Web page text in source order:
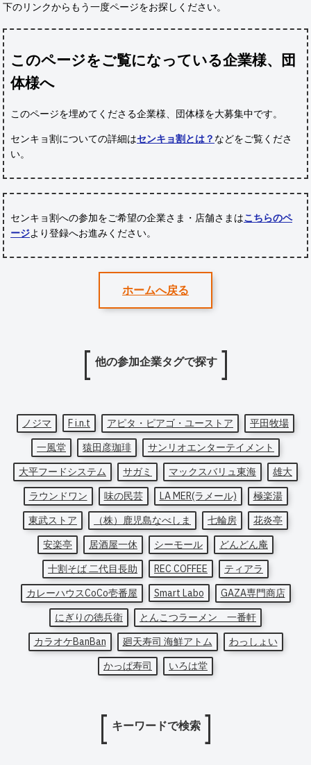
下のリンクからもう一度ページをお探しください。
このページをご覧になっている企業様、団
体様へ
このページを埋めてくださる企業様、団体様を大募集中です。
センキョ割についての詳細はセンキョ割とは？ などをご覧くださ
い。
センキョ割への参加をご希望の企業さま・店舗さまはこちらのペ
ージより登録へお進みください。
ホームへ戻る
他の参加企業タグで探す
ノジマ F i.n.t アピタ・ピアゴ・ユーストア
平田牧場
一風堂
猿田彦珈琲
サンリオエンターテイメント
大平フードシステム
サガミ マックスバリュ東海
雄大
ラウンドワン
味の民芸 LA MER(ラメール)
極楽湯
東武ストア
（株）鹿児島なべしま 七輪房
花炎亭
安楽亭
居酒屋一休 シーモール
どんどん庵
十割そば 二代目長助
REC COFFEE
ティアラ
カレーハウスCoCo壱番屋
Smart Labo
GAZA専門商店
にぎりの徳兵衛
とんこつラーメン 一番軒
カラオケBanBan
廻天寿司 海鮮アトム
わっしょい
かっぱ寿司
いろは堂
キーワードで検索